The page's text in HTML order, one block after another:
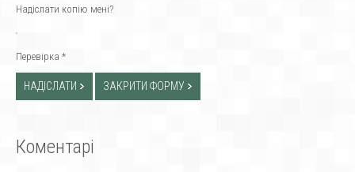
Надіслати копію мені?
Перевірка *
НАДІСЛАТИ ЗАКРИТИ ФОРМУ
Коментарі